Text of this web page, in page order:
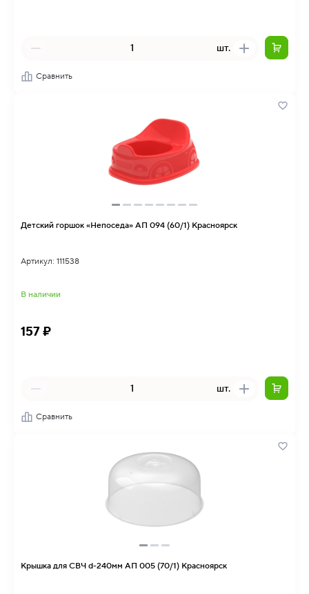
шт.
Сравнить
Детский горшок «Непоседа» АП 094 (60/1) Красноярск
Артикул: 111538
В наличии
157 ₽
шт.
Сравнить
Крышка для СВЧ d-240мм АП 005 (70/1) Красноярск